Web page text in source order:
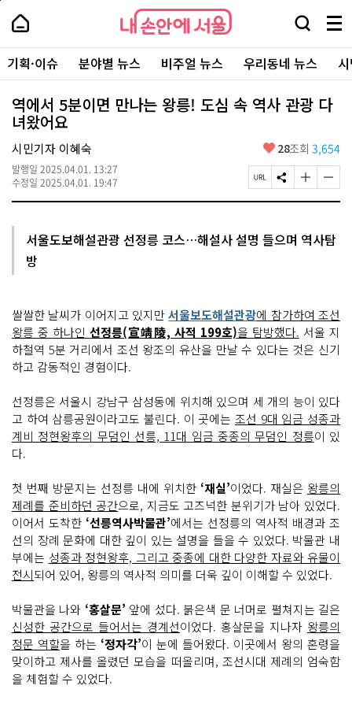
본
로
가
기
내
손
안
에
서
울
-
서
울
시
대
표
소
통
포
내
손
에
서
울
검
창
열
기
메
뉴
전
체
보
주
요
서
기획·이슈 분야별 뉴스 비주얼 뉴스 우리동네 뉴스
역에서 5분이면 만나는 왕릉! 도심 속 역사 관광 다
녀왔어요
시민기자 이혜숙
발행일 2025.04.01. 13:27
수정일 2025.04.01. 19:47
좋
요
28조회 3,654
페
이
R
L
S
N
유
하
글
자
크
게
글
자
작
게
서울도보해설관광 선정릉 코스…해설사 설명 들으며 역사탐
방
쌀쌀한 날씨가 이어지고 있지만서울보도해설관광에 참가하여 조선
왕릉 중 하나인선정릉(宣靖陵, 사적 199호)을 탐방했다. 서울 지
하철역 5분 거리에서 조선 왕조의 유산을 만날 수 있다는 것은 신기
하고 감동적인 경험이다.
선정릉은 서울시 강남구 삼성동에 위치해 있으며 세 개의 능이 있다
고 하여 삼릉공원이라고도 불린다. 이 곳에는 조선 9대 임금 성종과
계비 정현왕후의 무덤인 선릉, 11대 임금 중종의 무덤인 정릉이 있
다.
첫 번째 방문지는 선정릉 내에 위치한 ‘재실’이었다. 재실은 왕릉의
제례를 준비하던 공간으로, 지금도 고즈넉한 분위기가 남아 있었다.
이어서 도착한 ‘선릉역사박물관’에서는 선정릉의 역사적 배경과 조
선의 장례 문화에 대한 깊이 있는 설명을 들을 수 있었다. 박물관 내
부에는 성종과 정현왕후, 그리고 중종에 대한 다양한 자료와 유물이
전시되어 있어, 왕릉의 역사적 의미를 더욱 깊이 이해할 수 있었다.
박물관을 나와 ‘홍살문’ 앞에 섰다. 붉은색 문 너머로 펼쳐지는 길은
신성한 공간으로 들어서는 경계선이었다. 홍살문을 지나자 왕릉의
정문 역할을 하는 ‘정자각’이 눈에 들어왔다. 이곳에서 왕의 혼령을
맞이하고 제사를 올렸던 모습을 떠올리며, 조선시대 제례의 엄숙함
을 체험할 수 있었다.
페
상
단
으
로